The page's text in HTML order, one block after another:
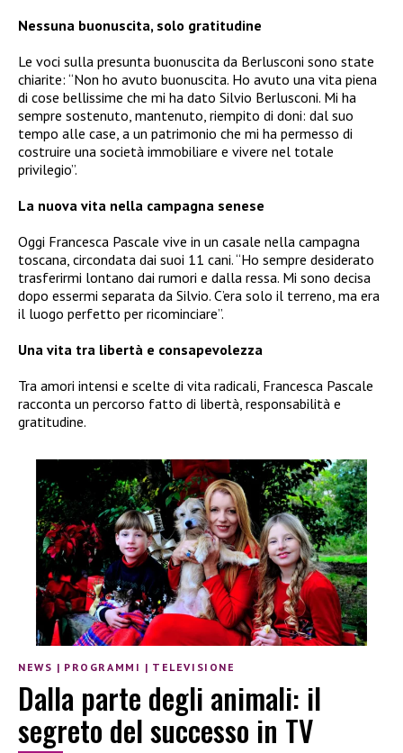
Nessuna buonuscita, solo gratitudine
Le voci sulla presunta buonuscita da Berlusconi sono state
chiarite: “Non ho avuto buonuscita. Ho avuto una vita piena
di cose bellissime che mi ha dato Silvio Berlusconi. Mi ha
sempre sostenuto, mantenuto, riempito di doni: dal suo
tempo alle case, a un patrimonio che mi ha permesso di
costruire una società immobiliare e vivere nel totale
privilegio”.
La nuova vita nella campagna senese
Oggi Francesca Pascale vive in un casale nella campagna
toscana, circondata dai suoi 11 cani. “Ho sempre desiderato
trasferirmi lontano dai rumori e dalla ressa. Mi sono decisa
dopo essermi separata da Silvio. C’era solo il terreno, ma era
il luogo perfetto per ricominciare”.
Una vita tra libertà e consapevolezza
Tra amori intensi e scelte di vita radicali, Francesca Pascale
racconta un percorso fatto di libertà, responsabilità e
gratitudine.
NEWS | PROGRAMMI | TELEVISIONE
Dalla parte degli animali: il
segreto del successo in TV